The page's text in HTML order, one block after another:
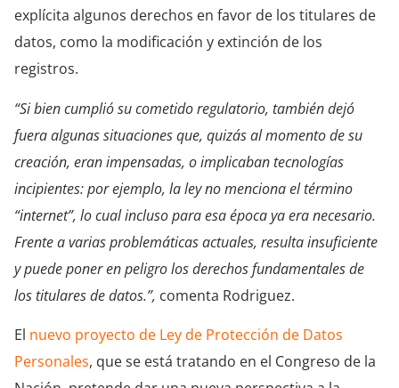
explícita algunos derechos en favor de los titulares de
datos, como la modificación y extinción de los
registros.
“Si bien cumplió su cometido regulatorio, también dejó
fuera algunas situaciones que, quizás al momento de su
creación, eran impensadas, o implicaban tecnologías
incipientes: por ejemplo, la ley no menciona el término
“internet”, lo cual incluso para esa época ya era necesario.
Frente a varias problemáticas actuales, resulta insuficiente
y puede poner en peligro los derechos fundamentales de
los titulares de datos.”, comenta Rodriguez.
El nuevo proyecto de Ley de Protección de Datos
Personales, que se está tratando en el Congreso de la